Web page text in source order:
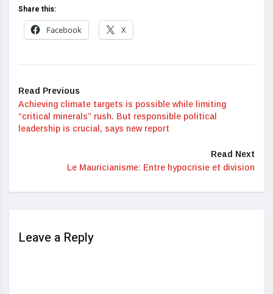
Share this:
Facebook
X
Read Previous
Achieving climate targets is possible while limiting
“critical minerals” rush. But responsible political
leadership is crucial, says new report
Read Next
Le Mauricianisme: Entre hypocrisie et division
Leave a Reply